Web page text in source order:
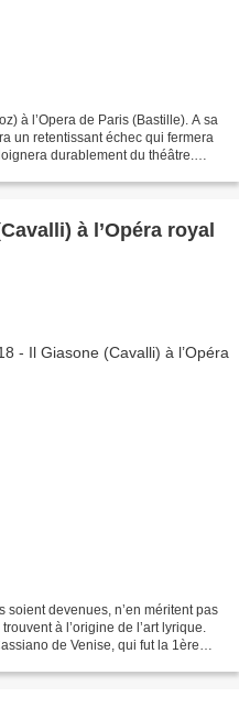
à l’Opera de Paris (Bastille). A sa
un retentissant échec qui fermera
durablement du théâtre.
à l’Opéra royal
soient devenues, n’en méritent pas
à l’origine de l’art lyrique.
de Venise, qui fut la 1ère